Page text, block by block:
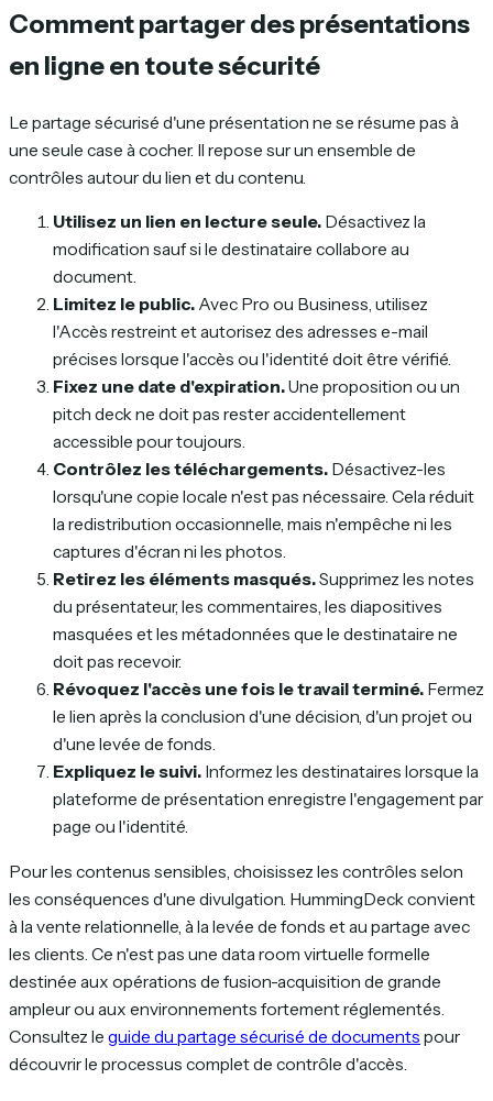
Comment partager des présentations
en ligne en toute sécurité
Le partage sécurisé d'une présentation ne se résume pas à
une seule case à cocher. Il repose sur un ensemble de
contrôles autour du lien et du contenu.
Utilisez un lien en lecture seule. Désactivez la
modification sauf si le destinataire collabore au
document.
Limitez le public. Avec Pro ou Business, utilisez
l'Accès restreint et autorisez des adresses e-mail
précises lorsque l'accès ou l'identité doit être vérifié.
Fixez une date d'expiration.Une proposition ou un
pitch deck ne doit pas rester accidentellement
accessible pour toujours.
Contrôlez les téléchargements. Désactivez-les
lorsqu'une copie locale n'est pas nécessaire. Cela réduit
la redistribution occasionnelle, mais n'empêche ni les
captures d'écran ni les photos.
Retirez les éléments masqués.Supprimez les notes
du présentateur, les commentaires, les diapositives
masquées et les métadonnées que le destinataire ne
doit pas recevoir.
Révoquez l'accès une fois le travail terminé. Fermez
le lien après la conclusion d'une décision, d'un projet ou
d'une levée de fonds.
Expliquez le suivi. Informez les destinataires lorsque la
plateforme de présentation enregistre l'engagement par
page ou l'identité.
Pour les contenus sensibles, choisissez les contrôles selon
les conséquences d'une divulgation. HummingDeck convient
à la vente relationnelle, à la levée de fonds et au partage avec
les clients. Ce n'est pas une data room virtuelle formelle
destinée aux opérations de fusion-acquisition de grande
ampleur ou aux environnements fortement réglementés.
Consultez le guide du partage sécurisé de documents pour
découvrir le processus complet de contrôle d'accès.